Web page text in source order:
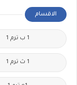
الاقسام
1 ب ترم 1
1 ث ترم 1